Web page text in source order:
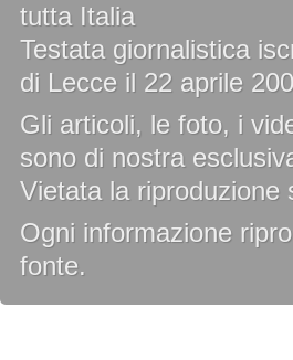
tutta Italia
Testata giornalistica
di Lecce il 22 aprile
Gli articoli, le foto, i
sono di nostra
Vietata la riproduzione
Ogni informazione
fonte.